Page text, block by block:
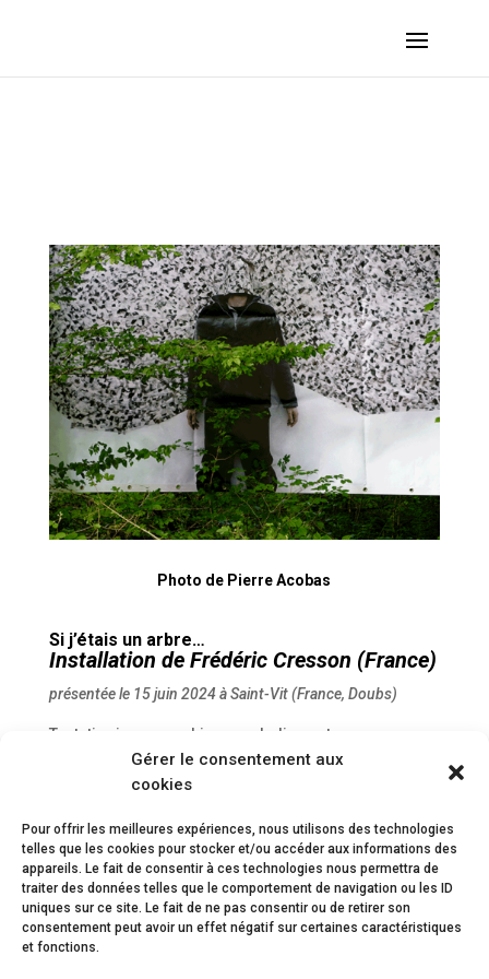
Gérer le consentement aux
cookies
Pour offrir les meilleures expériences, nous utilisons des technologies
telles que les cookies pour stocker et/ou accéder aux informations des
appareils. Le fait de consentir à ces technologies nous permettra de
traiter des données telles que le comportement de navigation ou les ID
uniques sur ce site. Le fait de ne pas consentir ou de retirer son
consentement peut avoir un effet négatif sur certaines caractéristiques
et fonctions.
Photo de Pierre Acobas
Si j’étais un arbre…
Installation de Frédéric Cresson (France)
présentée le 15 juin 2024 à Saint-Vit (France, Doubs)
Tentative iconographico-symbolique et sonore
tendant à la disparition, au camouflage, à la symbiose,
au risque même d’une certaine altération de la forme